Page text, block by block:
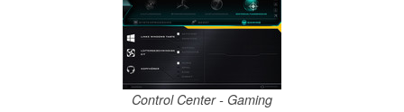
Control Center - Gaming